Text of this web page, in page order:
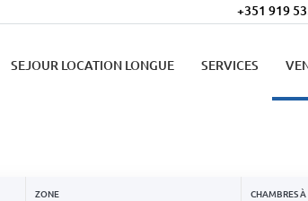
+351 919
SEJOUR LOCATION LONGUE SERVICES
ZONE CHAMBRES À